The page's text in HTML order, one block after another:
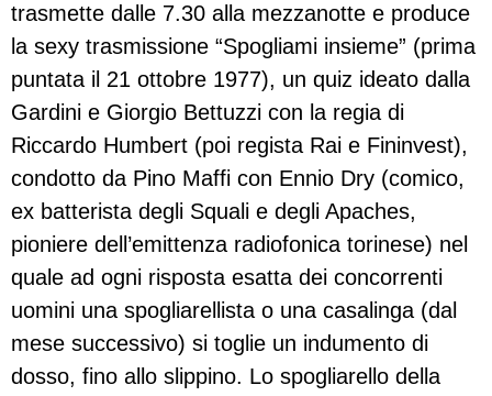
trasmette dalle 7.30 alla mezzanotte e produce
la sexy trasmissione “Spogliami insieme” (prima
puntata il 21 ottobre 1977), un quiz ideato dalla
Gardini e Giorgio Bettuzzi con la regia di
Riccardo Humbert (poi regista Rai e Fininvest),
condotto da Pino Maffi con Ennio Dry (comico,
ex batterista degli Squali e degli Apaches,
pioniere dell’emittenza radiofonica torinese) nel
quale ad ogni risposta esatta dei concorrenti
uomini una spogliarellista o una casalinga (dal
mese successivo) si toglie un indumento di
dosso, fino allo slippino. Lo spogliarello della